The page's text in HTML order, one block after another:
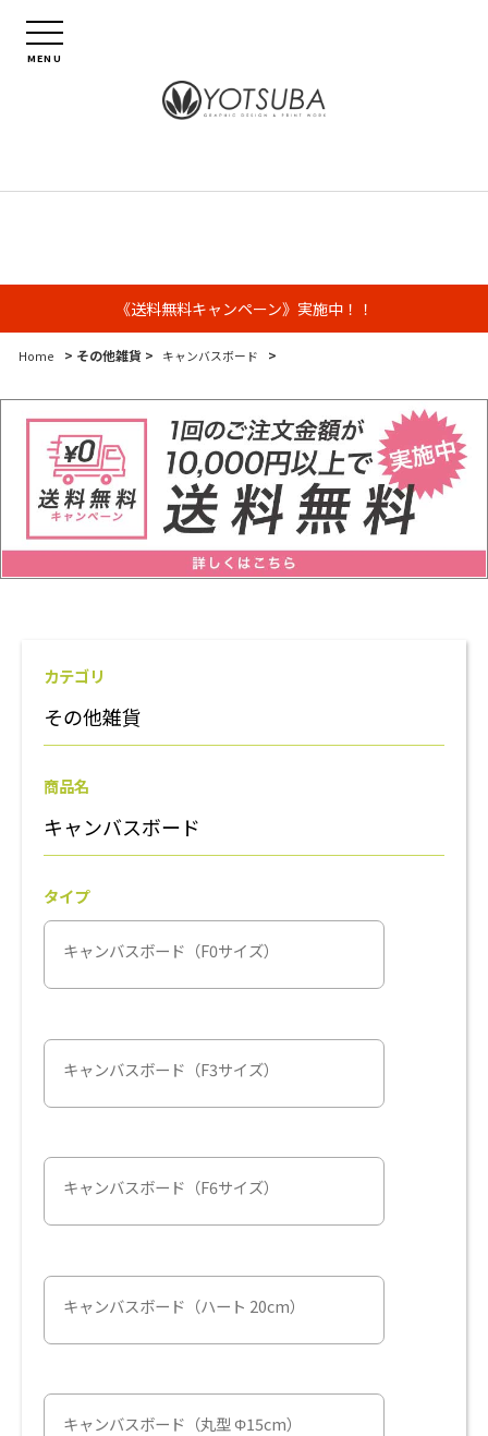
MENU
《送料無料キャンペーン》実施中！！
Home > その他雑貨 > キャンバスボード >
カテゴリ
その他雑貨
商品名
キャンバスボード
タイプ
キャンバスボード（F0サイズ）
キャンバスボード（F3サイズ）
キャンバスボード（F6サイズ）
キャンバスボード（ハート 20cm）
キャンバスボード（丸型 Φ15cm）